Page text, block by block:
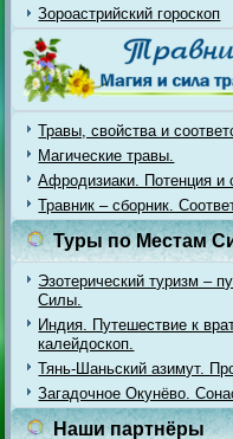
Зороастрийский гороскоп
Травы, свойства и
Магические травы.
Афродизиаки. Потенция и
Травник – сборник.
Туры по Местам
Эзотерический туризм –
Силы.
Индия. Путешествие к
калейдоскоп.
Тянь-Шаньский азимут.
Загадочное Окунёво.
Наши партнёры